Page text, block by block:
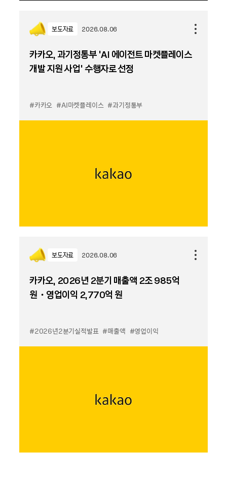
보도자료 2026.08.06
카카오, 과기정통부 ‘AI 에이전트 마켓플레이스
개발 지원 사업’ 수행자로 선정
#카카오 #AI마켓플레이스 #과기정통부
보도자료 2026.08.06
카카오, 2026년 2분기 매출액 2조 985억
원・영업이익 2,770억 원
#2026년2분기실적발표 #매출액 #영업이익